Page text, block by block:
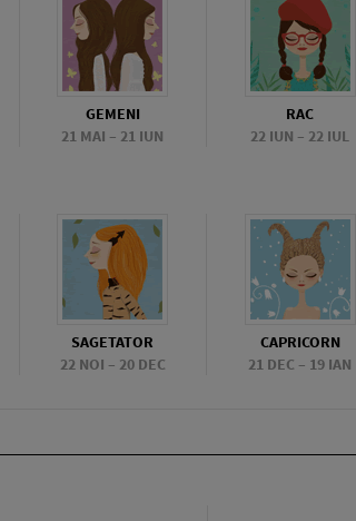
GEMENI
21 MAI – 21 IUN
RAC
22 IUN – 22 IUL
SAGETATOR
22 NOI – 20 DEC
CAPRICORN
21 DEC – 19 IAN